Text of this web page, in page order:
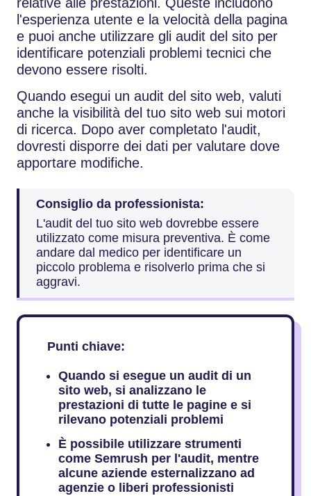
l'esperienza utente e la velocità della pagina
e puoi anche utilizzare gli audit del sito per
identificare potenziali problemi tecnici che
devono essere risolti.
Quando esegui un audit del sito web, valuti
anche la visibilità del tuo sito web sui motori
di ricerca. Dopo aver completato l'audit,
dovresti disporre dei dati per valutare dove
apportare modifiche.
Consiglio da professionista:
L'audit del tuo sito web dovrebbe essere
utilizzato come misura preventiva. È come
andare dal medico per identificare un
piccolo problema e risolverlo prima che si
aggravi.
Punti chiave:
Quando si esegue un audit di un
sito web, si analizzano le
prestazioni di tutte le pagine e si
rilevano potenziali problemi
È possibile utilizzare strumenti
come Semrush per l'audit, mentre
alcune aziende esternalizzano ad
agenzie o liberi professionisti